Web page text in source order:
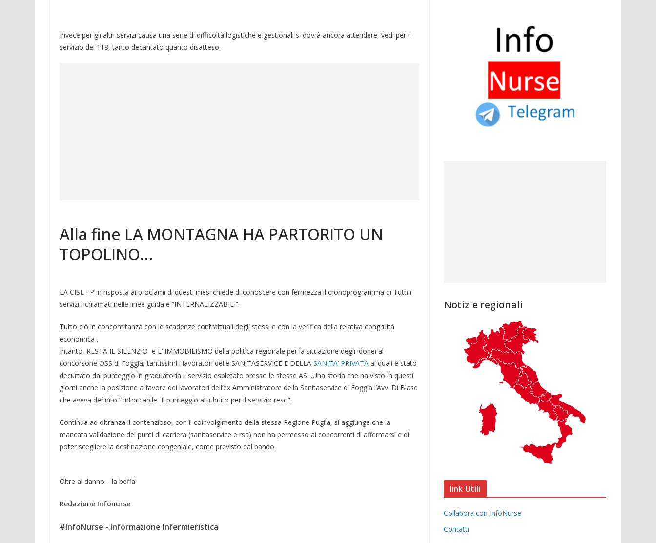
Invece per gli altri servizi causa una serie di difficoltà logistiche e gestionali si dovrà ancora attendere, vedi per il
servizio del 118, tanto decantato quanto disatteso.
Alla fine LA MONTAGNA HA PARTORITO UN
TOPOLINO…
LA CISL FP in risposta ai proclami di questi mesi chiede di conoscere con fermezza il cronoprogramma di Tutti i
servizi richiamati nelle linee guida e “INTERNALIZZABILI”.
Tutto ciò in concomitanza con le scadenze contrattuali degli stessi e con la verifica della relativa congruità
economica .
Intanto, RESTA IL SILENZIO e L’ IMMOBILISMO della politica regionale per la situazione degli idonei al
concorsone OSS di Foggia, tantissimi i lavoratori delle SANITASERVICE E DELLA SANITA’ PRIVATA ai quali è stato
decurtato dal punteggio in graduatoria il servizio espletato presso le stesse ASL.Una storia che ha visto in questi
giorni anche la posizione a favore dei lavoratori dell’ex Amministratore della Sanitaservice di Foggia l’Avv. Di Biase
che aveva definito ” intoccabile Il punteggio attribuito per il servizio reso”.
Continua ad oltranza il contenzioso, con il coinvolgimento della stessa Regione Puglia, si aggiunge che la
mancata validazione dei punti di carriera (sanitaservice e rsa) non ha permesso ai concorrenti di affermarsi e di
poter scegliere la destinazione congeniale, come previsto dal bando.
Oltre al danno… la beffa!
Redazione Infonurse
#InfoNurse - Informazione Infermieristica
Notizie regionali
link Utili
Collabora con InfoNurse
Contatti